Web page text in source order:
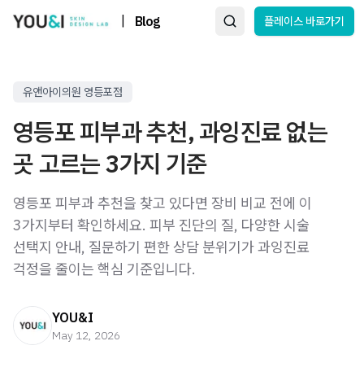
Blog 플레이스 바로가기
유앤아이의원 영등포점
영등포 피부과 추천, 과잉진료 없는
곳 고르는 3가지 기준
영등포 피부과 추천을 찾고 있다면 장비 비교 전에 이
3가지부터 확인하세요. 피부 진단의 질, 다양한 시술
선택지 안내, 질문하기 편한 상담 분위기가 과잉진료
걱정을 줄이는 핵심 기준입니다.
YOU&I
May 12, 2026